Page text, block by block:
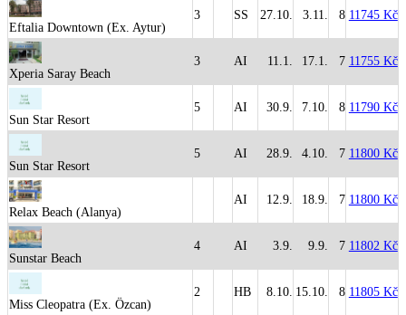
Eftalia Downtown (Ex. Aytur)
3 SS 27.10. 3.11. 8 11745 Kč
Xperia Saray Beach
3 AI 11.1. 17.1. 7 11755 Kč
Sun Star Resort
5 AI 30.9. 7.10. 8 11790 Kč
Sun Star Resort
5 AI 28.9. 4.10. 7 11800 Kč
Relax Beach (Alanya)
AI 12.9. 18.9. 7 11800 Kč
Sunstar Beach
4 AI 3.9. 9.9. 7 11802 Kč
Miss Cleopatra (Ex. Özcan)
2 HB 8.10. 15.10. 8 11805 Kč